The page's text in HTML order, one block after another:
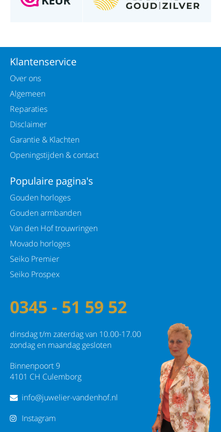
Klantenservice
Over ons
Algemeen
Reparaties
Disclaimer
Garantie & Klachten
Openingstijden & contact
Populaire pagina's
Gouden horloges
Gouden armbanden
Van den Hof trouwringen
Movado horloges
Seiko Premier
Seiko Prospex
0345 - 51 59 52
dinsdag t/m zaterdag van 10.00-17.00
zondag en maandag gesloten
Binnenpoort 9
4101 CH Culemborg
info@juwelier-vandenhof.nl
Instagram